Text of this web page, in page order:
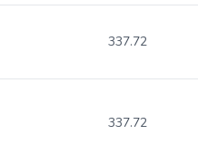
337.72
337.72